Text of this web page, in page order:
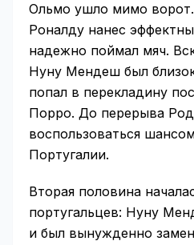
Ольмо ушло мимо
Роналду нанес
надежно поймал мяч.
Нуну Мендеш был
попал в перекладину
Порро. До перерыва
воспользоваться
Португалии.
Вторая половина
португальцев: Нуну
и был вынужденно